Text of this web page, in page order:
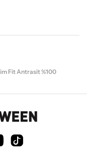
Fit Antrasit %100